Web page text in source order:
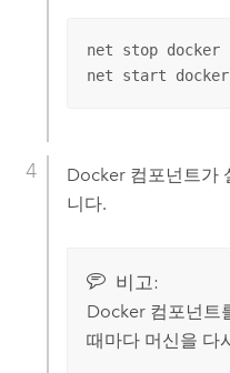
net stop docker
net start docker
Docker컴포넌트가
니다.
비고:
Docker컴포넌트
때마다 머신을 다